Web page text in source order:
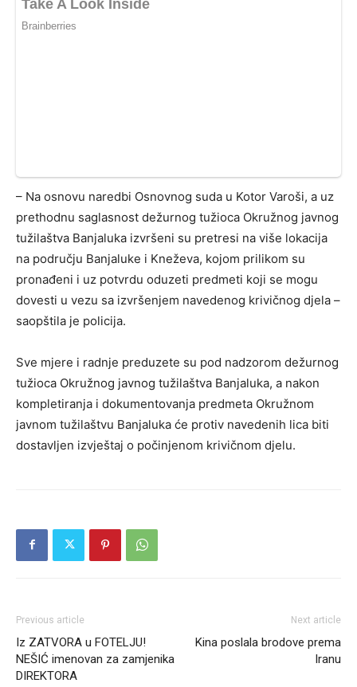
– Na osnovu naredbi Osnovnog suda u Kotor Varoši, a uz
prethodnu saglasnost dežurnog tužioca Okružnog javnog
tužilaštva Banjaluka izvršeni su pretresi na više lokacija
na području Banjaluke i Kneževa, kojom prilikom su
pronađeni i uz potvrdu oduzeti predmeti koji se mogu
dovesti u vezu sa izvršenjem navedenog krivičnog djela –
saopštila je policija.
Sve mjere i radnje preduzete su pod nadzorom dežurnog
tužioca Okružnog javnog tužilaštva Banjaluka, a nakon
kompletiranja i dokumentovanja predmeta Okružnom
javnom tužilaštvu Banjaluka će protiv navedenih lica biti
dostavljen izvještaj o počinjenom krivičnom djelu.
Previous article
Iz ZATVORA u FOTELJU!
NEŠIĆ imenovan za zamjenika
DIREKTORA
Next article
Kina poslala brodove prema
Iranu